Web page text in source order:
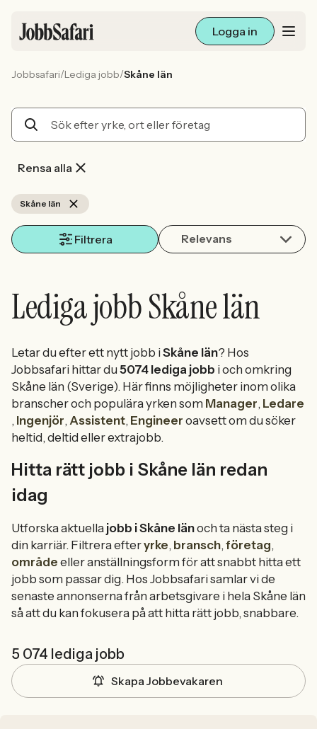
Logga in
Arbetsliv och karriär
Sök med AI
Jobbsafari/Lediga jobb/Skåne län
Rensa alla
Skåne län
Filtrera Relevans
Lediga jobb Skåne län
Letar du efter ett nytt jobb iSkåne län? Hos
Jobbsafari hittar du 5074 lediga jobb i och omkring
Skåne län (Sverige). Här finns möjligheter inom olika
branscher och populära yrken som Manager, Ledare
, Ingenjör,Assistent, Engineer oavsett om du söker
heltid, deltid eller extrajobb.
Hitta rätt jobb i Skåne län redan
idag
Utforska aktuella jobb i Skåne länoch ta nästa steg i
din karriär. Filtrera efteryrke, bransch,företag,
område eller anställningsform för att snabbt hitta ett
jobb som passar dig. Hos Jobbsafari samlar vi de
senaste annonserna från arbetsgivare i hela Skåne län
så att du kan fokusera på att hitta rätt jobb, snabbare.
5 074 lediga jobb
Skapa Jobbevakaren